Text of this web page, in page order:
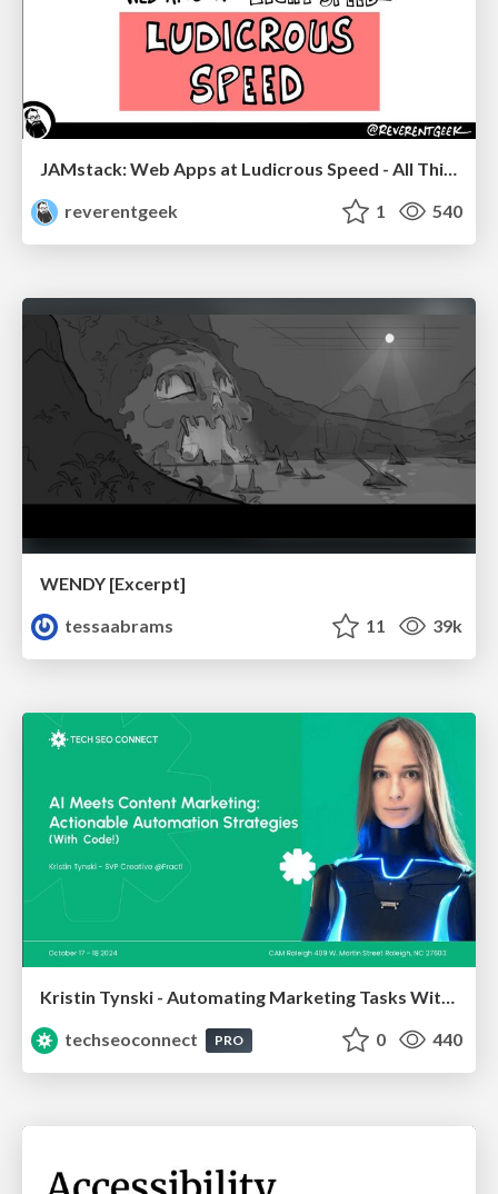
JAMstack: Web Apps at Ludicrous Speed - All Things Open 2022
reverentgeek
1 540
WENDY [Excerpt]
tessaabrams
11 39k
Kristin Tynski - Automating Marketing Tasks With AI
techseoconnect
PRO 0 440